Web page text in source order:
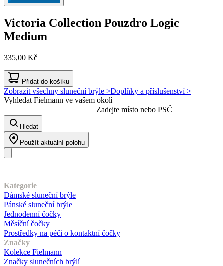
Victoria Collection Pouzdro Logic
Medium
335,00 Kč
Přidat do košíku
Zobrazit všechny sluneční brýle >Doplňky a příslušenství >
Vyhledat Fielmann ve vašem okolí
Zadejte místo nebo PSČ
Hledat
Použít aktuální polohu
Kategorie
Dámské sluneční brýle
Pánské sluneční brýle
Jednodenní čočky
Měsíční čočky
Prostředky na péči o kontaktní čočky
Značky
Kolekce Fielmann
Značky slunečních brýlí